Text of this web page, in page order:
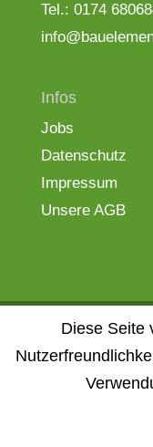
Tel.: 0174
Infos
Jobs
Datenschutz
Impressum
Unsere AGB
Bauelemente
online bei
Diese Seite